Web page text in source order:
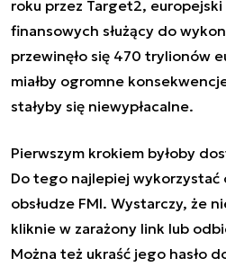
roku przez Target2,
finansowych służący do
przewinęło się 470 trylionów
miałby ogromne
stałyby się niewypłacalne.
Pierwszym krokiem byłoby
Do tego najlepiej wykorzystać
obsłudze FMI. Wystarczy, że
kliknie w zarażony link lub
Można też ukraść jego hasło